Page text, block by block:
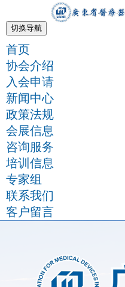
切换导航
首页
协会介绍
入会申请
新闻中心
政策法规
会展信息
咨询服务
培训信息
专家组
联系我们
客户留言